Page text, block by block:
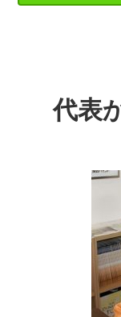
代表